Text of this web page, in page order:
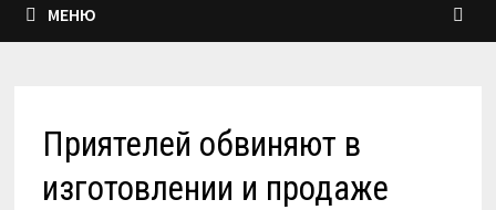
МЕНЮ
Приятелей обвиняют в
изготовлении и продаже